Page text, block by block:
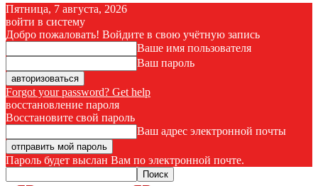
Пятница, 7 августа, 2026
войти в систему
Добро пожаловать! Войдите в свою учётную запись
Ваше имя пользователя
Ваш пароль
Forgot your password? Get help
восстановление пароля
Восстановите свой пароль
Ваш адрес электронной почты
Пароль будет выслан Вам по электронной почте.